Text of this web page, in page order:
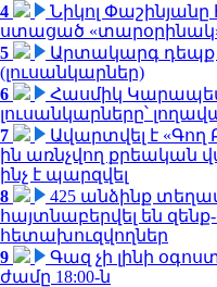
4
Նիկոլ
ստացած
5
Արտակարգ դեպք
(լուսանկարներ)
6
Հասմիկ
լուսանկարները՝
7
Ավարտվել է «Գող
ին առնչվող քրեական
ինչ է պարզվել
8
425 անձինք
հայտնաբերվել են
հետախուզվողներ
9
Գազ չի լինի
ժամը 18:00-ն